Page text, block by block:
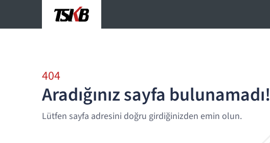
404
Aradığınız sayfa bulunamadı!
Lütfen sayfa adresini doğru girdiğinizden emin olun.